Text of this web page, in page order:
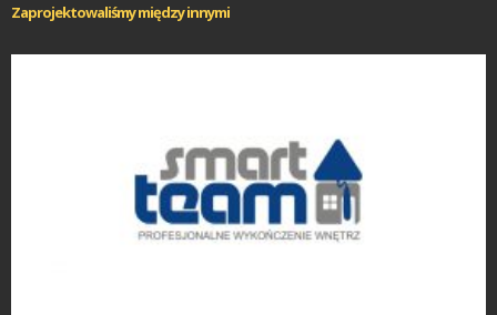
Zaprojektowaliśmy między innymi